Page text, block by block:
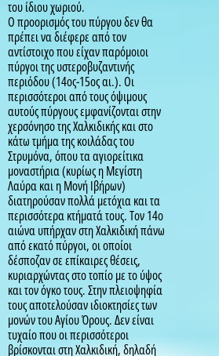
του ίδιου χωριού.
Ο προορισμός του πύργου δεν θα
πρέπει να διέφερε από τον
αντίστοιχο που είχαν παρόμοιοι
πύργοι της υστεροβυζαντινής
περιόδου (14ος-15ος αι.). Οι
περισσότεροι από τους όψιμους
αυτούς πύργους εμφανίζονται στην
χερσόνησο της Χαλκιδικής και στο
κάτω τμήμα της κοιλάδας του
Στρυμόνα, όπου τα αγιορείτικα
μοναστήρια (κυρίως η Μεγίστη
Λαύρα και η Μονή Ιβήρων)
διατηρούσαν πολλά μετόχια και τα
περισσότερα κτήματά τους. Τον 14ο
αιώνα υπήρχαν στη Χαλκιδική πάνω
από εκατό πύργοι, οι οποίοι
δέσποζαν σε επίκαιρες θέσεις,
κυριαρχώντας στο τοπίο με το ύψος
και τον όγκο τους. Στην πλειοψηφία
τους αποτελούσαν ιδιοκτησίες των
μονών του Αγίου Όρους. Δεν είναι
τυχαίο που οι περισσότεροι
βρίσκονται στη Χαλκιδική, δηλαδή